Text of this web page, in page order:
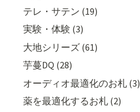
テレ・サテン (19)
実験・体験 (3)
大地シリーズ (61)
芋蔓DQ (28)
オーディオ最適化のお札 (3)
薬を最適化するお札 (2)